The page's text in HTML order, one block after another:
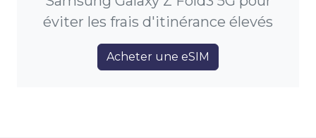
éviter les frais d'itinérance élevés
Acheter une eSIM